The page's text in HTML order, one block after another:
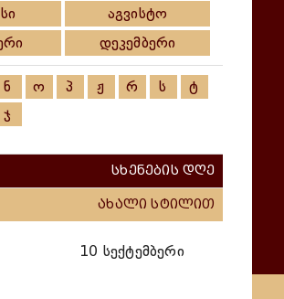
აგვისტო
დეკემბერი
ნ ო პ ჟ რ ს
ტ
ჯ
სხენების დღე
ახალი სტილით
10 სექტემბერი